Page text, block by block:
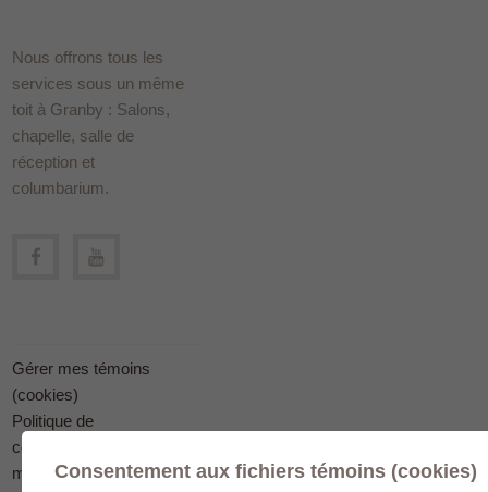
Nous offrons tous les
services sous un même
toit à Granby : Salons,
chapelle, salle de
réception et
columbarium.
Gérer mes témoins
(cookies)
Politique de
confidentialité en
matièreConsentement aux fichiers témoins (cookies)